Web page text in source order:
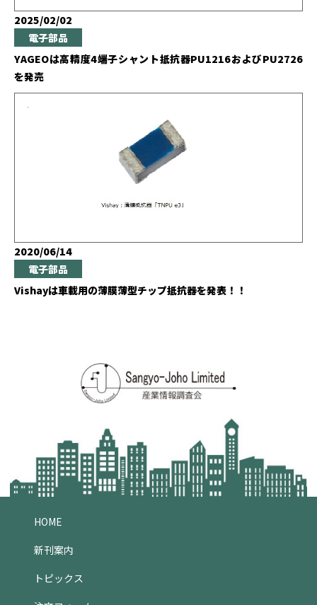
2025/02/02
電子部品
YAGEOは高精度4端子シャント抵抗器PU1216およびPU2726
を発売
2020/06/14
電子部品
Vishayは車載用の薄膜薄型チップ抵抗器を発表！！
HOME
新刊案内
トピックス